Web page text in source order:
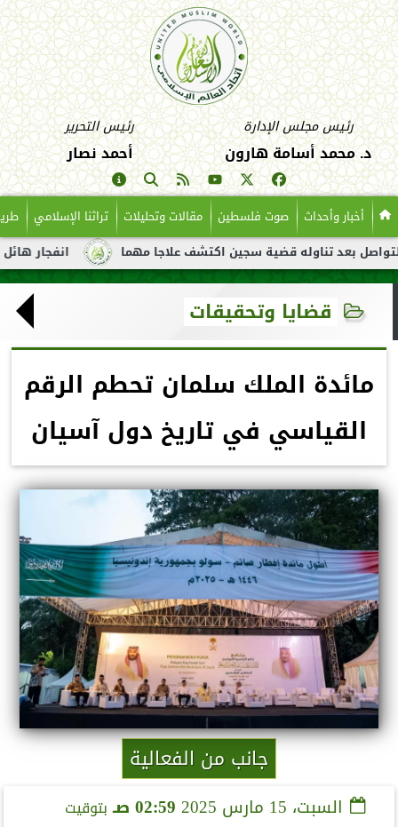
رئيس مجلس الإدارة
د. محمد أسامة هارون
رئيس التحرير
أحمد نصار
أخبار وأحداث صوت فلسطين مقالات وتحليلات تراثنا الإسلامي
انفجار هائل لناقلة نفط قضية سجين اكتشف علاجا مهما
قضايا وتحقيقات
مائدة الملك سلمان تحطم الرقم
القياسي في تاريخ دول آسيان
جانب من الفعالية
السبت، 15 مارس 2025 02:59 صـ
بتوقيت